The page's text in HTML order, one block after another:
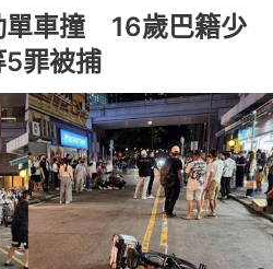
單車撞 16歲巴籍少
5罪被捕